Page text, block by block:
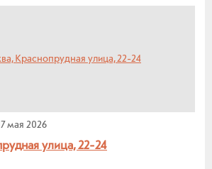
мая 2026
улица, 22-24